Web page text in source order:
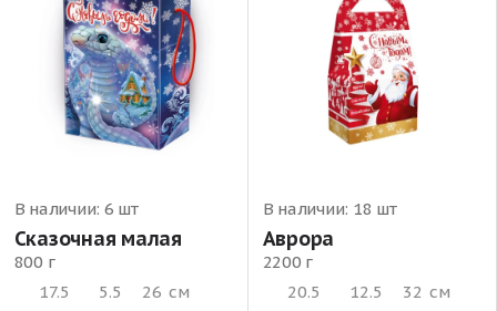
В наличии: 6 шт
Сказочная малая
800 г
17.5
5.5 26 см
В наличии: 18 шт
Аврора
2200 г
20.5
12.5 32 см